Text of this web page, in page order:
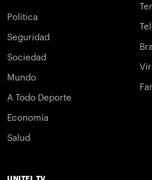
Política
Seguridad
Sociedad
Mundo
A Todo Deporte
Economía
Salud